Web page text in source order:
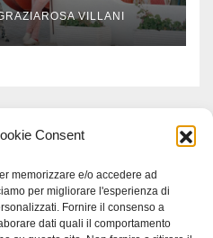
Consent
memorizzare e/o accedere ad
per migliorare l'esperienza di
Fornire il consenso a
dati quali il comportamento
VILLANI